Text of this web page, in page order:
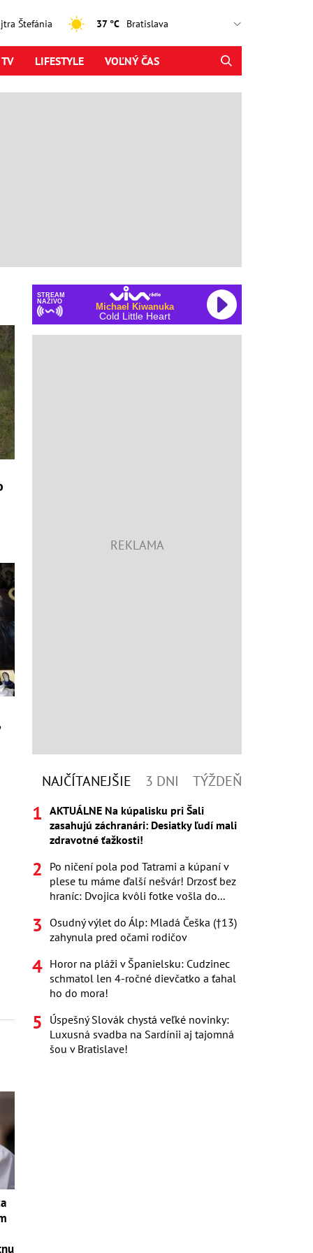
Štefánia 37 °C
LIFESTYLE VOĽNÝ ČAS
STREAM
NAŽIVO
Michael Kiwanuka
Cold Little Heart
NAJČÍTANEJŠIE 3 DNI TÝŽDEŇ
AKTUÁLNE Na kúpalisku pri Šali
zasahujú záchranári: Desiatky ľudí mali
zdravotné ťažkosti!
Po ničení pola pod Tatrami a kúpaní v
plese tu máme ďalší nešvár! Drzosť bez
hraníc: Dvojica kvôli fotke vošla do...
Osudný výlet do Álp: Mladá Češka (†13)
zahynula pred očami rodičov
Horor na pláži v Španielsku: Cudzinec
schmatol len 4-ročné dievčatko a ťahal
ho do mora!
Úspešný Slovák chystá veľké novinky:
Luxusná svadba na Sardínii aj tajomná
šou v Bratislave!